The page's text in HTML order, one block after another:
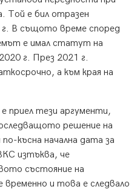
Той е бил отразен
В същото време според
е имал статут на
г. През 2021 г.
а към края на
приел тези аргументи,
решение на
късна начална дата за
изтъква, че
състояние на
и това е следвало